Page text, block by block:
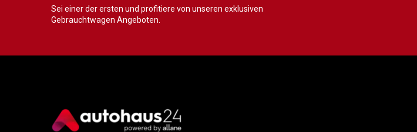
Sei einer der ersten und profitiere von unseren exklusiven
Gebrauchtwagen Angeboten.